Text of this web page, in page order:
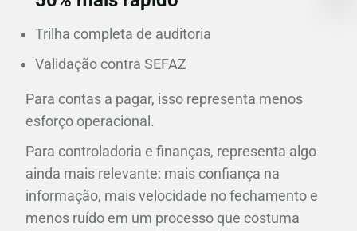
Trilha completa de auditoria
Validação contra SEFAZ
Para contas a pagar, isso representa menos
esforço operacional.
Para controladoria e finanças, representa algo
ainda mais relevante: mais confiança na
informação, mais velocidade no fechamento e
menos ruído em um processo que costuma